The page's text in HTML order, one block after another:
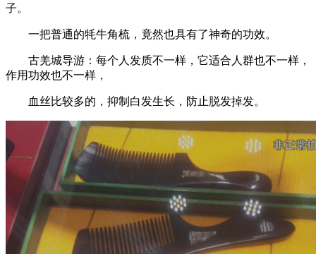
子。
一把普通的牦牛角梳，竟然也具有了神奇的功效。
古羌城导游：每个人发质不一样，它适合人群也不一样，
作用功效也不一样，
血丝比较多的，抑制白发生长，防止脱发掉发。